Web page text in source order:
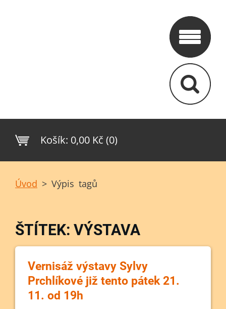
Košík: 0,00 Kč (0)
Úvod > Výpis tagů
ŠTÍTEK: VÝSTAVA
Vernisáž výstavy Sylvy
Prchlíkové již tento pátek 21.
11. od 19h